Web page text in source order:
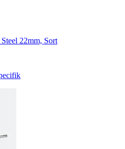
22mm, Sort